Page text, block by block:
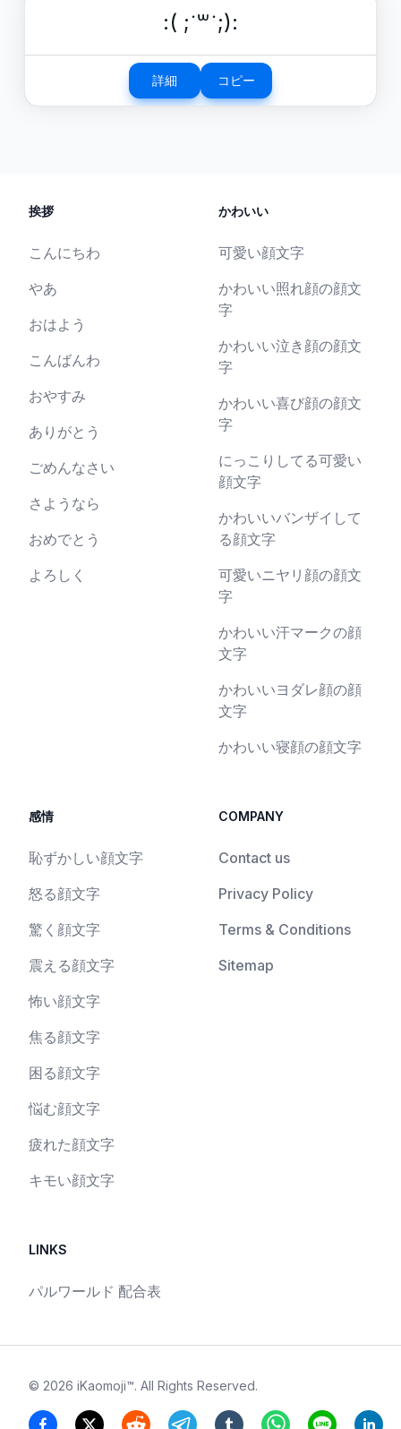
:( ;˙꒳˙;):
詳細 コピー
挨拶
こんにちわ
やあ
おはよう
こんばんわ
おやすみ
ありがとう
ごめんなさい
さようなら
おめでとう
よろしく
かわいい
可愛い顔文字
かわいい照れ顔の顔文
字
かわいい泣き顔の顔文
字
かわいい喜び顔の顔文
字
にっこりしてる可愛い
顔文字
かわいいバンザイして
る顔文字
可愛いニヤリ顔の顔文
字
かわいい汗マークの顔
文字
かわいいヨダレ顔の顔
文字
かわいい寝顔の顔文字
感情
恥ずかしい顔文字
怒る顔文字
驚く顔文字
震える顔文字
怖い顔文字
焦る顔文字
困る顔文字
悩む顔文字
疲れた顔文字
キモい顔文字
COMPANY
Contact us
Privacy Policy
Terms & Conditions
Sitemap
LINKS
パルワールド 配合表
© 2026 iKaomoji™. All Rights Reserved.